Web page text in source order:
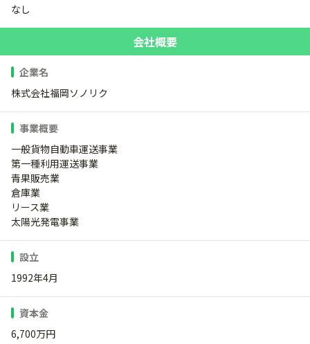
なし
会社概要
企業名
株式会社福岡ソノリク
事業概要
一般貨物自動車運送事業
第一種利用運送事業
青果販売業
倉庫業
リース業
太陽光発電事業
設立
1992年4月
資本金
6,700万円